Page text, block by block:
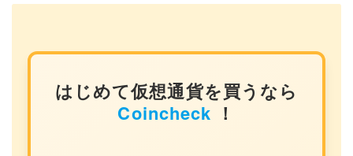
はじめて仮想通貨を買うなら
Coincheck ！